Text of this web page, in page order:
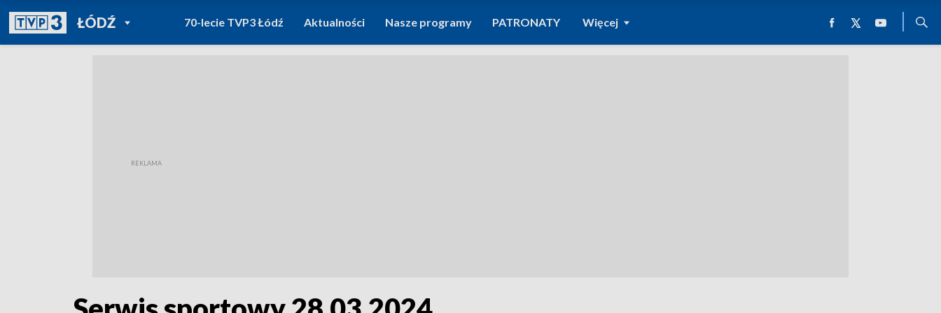
ŁÓDŹPOWRÓT DO
TVP REGIONY
70-lecie TVP3 Łódź Aktualności Nasze programy PATRONATY Więcej